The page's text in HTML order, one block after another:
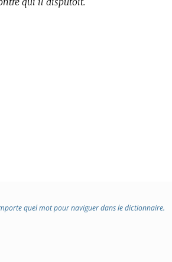
quel mot pour naviguer dans le dictionnaire.